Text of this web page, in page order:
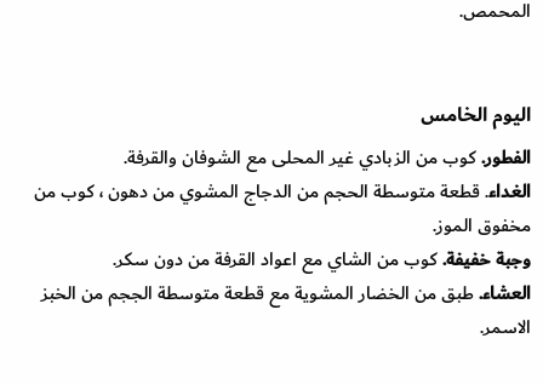
المحمص.
اليوم الخامس
الفطور.كوب من الزبادي غير المحلى مع الشوفان والقرفة.
الغداء. قطعة متوسطة الحجم من الدجاج المشوي من دهون ، كوب من
مخفوق الموز.
وجبة خفيفة.كوب من الشاي مع اعواد القرفة من دون سكر.
العشاء.طبق من الخضار المشوية مع قطعة متوسطة الججم من الخبز
الاسمر.